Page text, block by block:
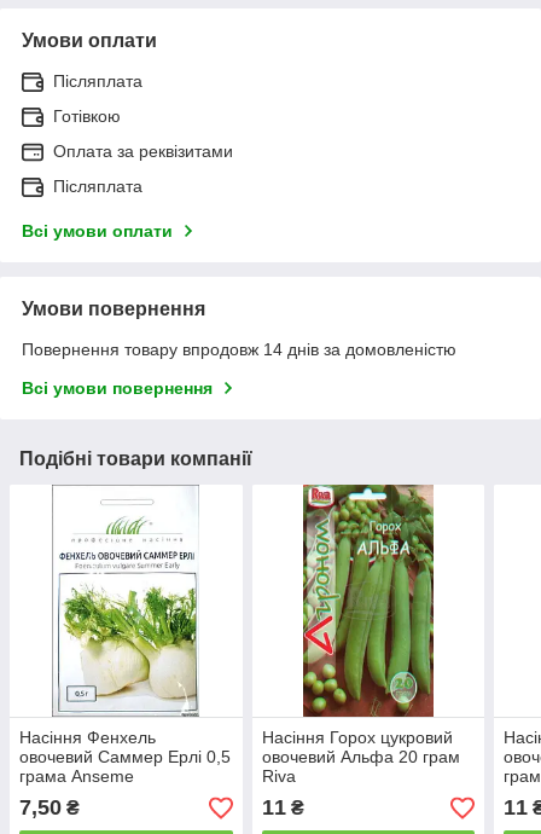
Умови оплати
Післяплата
Готівкою
Оплата за реквізитами
Післяплата
Всі умови оплати
Умови повернення
Повернення товару впродовж 14 днів за домовленістю
Всі умови повернення
Подібні товари компанії
Насіння Фенхель
овочевий Саммер Ерлі 0,5
грама Anseme
7,50 ₴
Насіння Горох цукровий
овочевий Альфа 20 грам
Riva
11₴ 11